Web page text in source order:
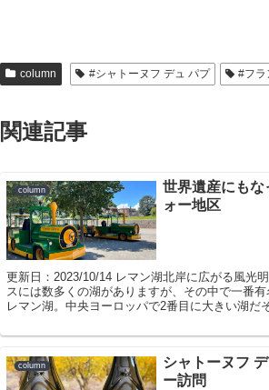
column #シャトーヌフ デュ パプ #フラ
関連記事
column
世界遺産にも
ォー地区
更新日：2023/10/14 レマン湖北岸に広がる風光
スには数多くの湖がありますが、その中で一番有
レマン湖。中央ヨーロッパで2番目に大きい湖だ
column
シャトーヌフ
ー訪問